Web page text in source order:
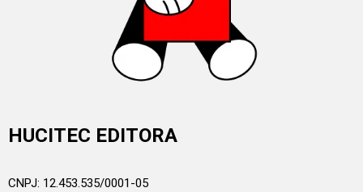
HUCITEC EDITORA
CNPJ: 12.453.535/0001-05